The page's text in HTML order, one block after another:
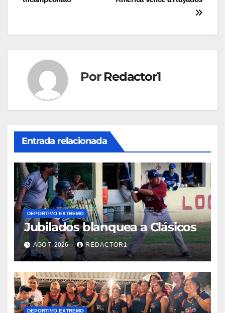
entradas
Por Redactor1
Entrada relacionada
DEPORTIVO EXTREMO
Jubilados blanquea a Clásicos
AGO 7, 2026 REDACTOR1
DEPORTIVO EXTREMO